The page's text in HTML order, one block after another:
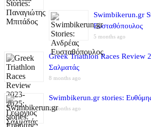
Swimbikerun.gr
Ευσταθόπουλος
5 months ago
Greek Triathlon Races Review
Σαλματάς
8 months ago
Swimbikerun.gr stories:
8 months ago